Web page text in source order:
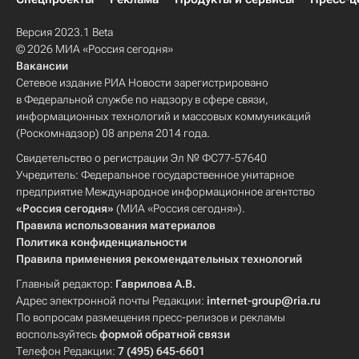
Версия 2023.1 Beta
© 2026 МИА «Россия сегодня»
Вакансии
Сетевое издание РИА Новости зарегистрировано
в Федеральной службе по надзору в сфере связи,
информационных технологий и массовых коммуникаций
(Роскомнадзор) 08 апреля 2014 года.
Свидетельство о регистрации Эл № ФС77-57640
Учредитель: Федеральное государственное унитарное
предприятие Международное информационное агентство
«Россия сегодня» (МИА «Россия сегодня»).
Правила использования материалов
Политика конфиденциальности
Правила применения рекомендательных технологий
Главный редактор: Гаврилова А.В.
Адрес электронной почты Редакции: internet-group@ria.ru
По вопросам размещения пресс-релизов и рекламы
воспользуйтесьформой обратной связи
Телефон Редакции: 7 (495) 645-6601